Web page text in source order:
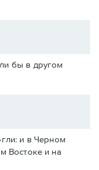
бы в другом
и в Черном
Востоке и на